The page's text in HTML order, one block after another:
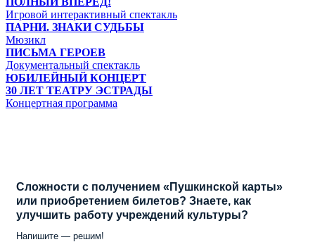
Игровой интерактивный спектакль
ПАРНИ. ЗНАКИ СУДЬБЫ
Мюзикл
ПИСЬМА ГЕРОЕВ
Документальный спектакль
ЮБИЛЕЙНЫЙ КОНЦЕРТ
30 ЛЕТ ТЕАТРУ ЭСТРАДЫ
Концертная программа
Сложности с получением «Пушкинской карты»
или приобретением билетов? Знаете, как
улучшить работу учреждений культуры?
Напишите — решим!